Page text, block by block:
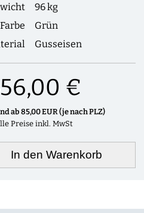
96 kg
Farbe
Grün
Gusseisen
€
ab 85,00 EUR (je nach PLZ)
Preise inkl. MwSt
In den Warenkorb